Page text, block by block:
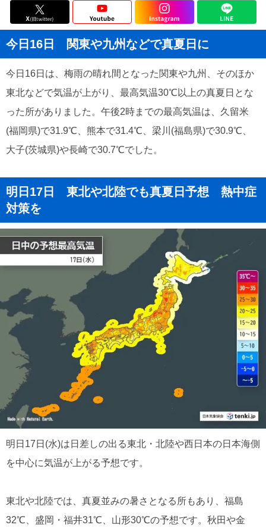
今日16日 関東や九州などで真夏日に
今日16日は、梅雨の晴れ間となった関東や九州、そのほか
東北などで気温が上がり、最高気温30℃以上の真夏日とな
った所がありました。午後2時までの最高気温は、久留米
(福岡県)で31.9℃、熊本で31.4℃、梁川(福島県)で30.9℃、
大子(茨城県)や長崎で30.7℃でした。
明日17日 東北や北陸でも真夏日予想 熱中症
対策を
明日17日(水)は日差しの出る東北・北陸や西日本の日本海側
を中心に気温が上がる予想です。
東北や北陸では、真夏並みの暑さとなる所もあり、福島
32℃、盛岡・福井31℃、山形30℃の予想です。秋田や金